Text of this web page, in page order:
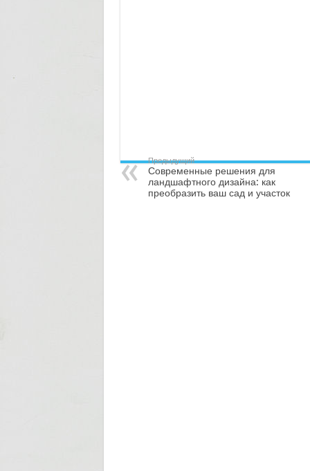
Предыдущий
Современные решения для
ландшафтного дизайна: как
преобразить ваш сад и участок